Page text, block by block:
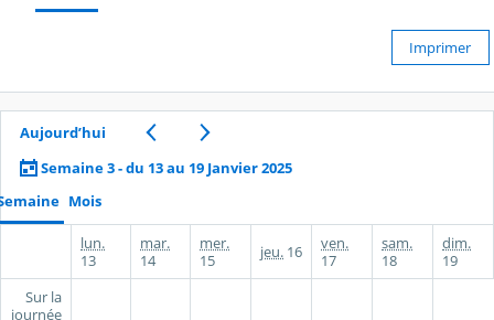
Imprimer
Aujourd’hui
Semaine 3 - du 13 au 19 Janvier 2025
Mois
lun.
13
mar.
14
mer.
15
jeu. 16
ven.
17
sam.
18
dim.
19
Sur la
journée